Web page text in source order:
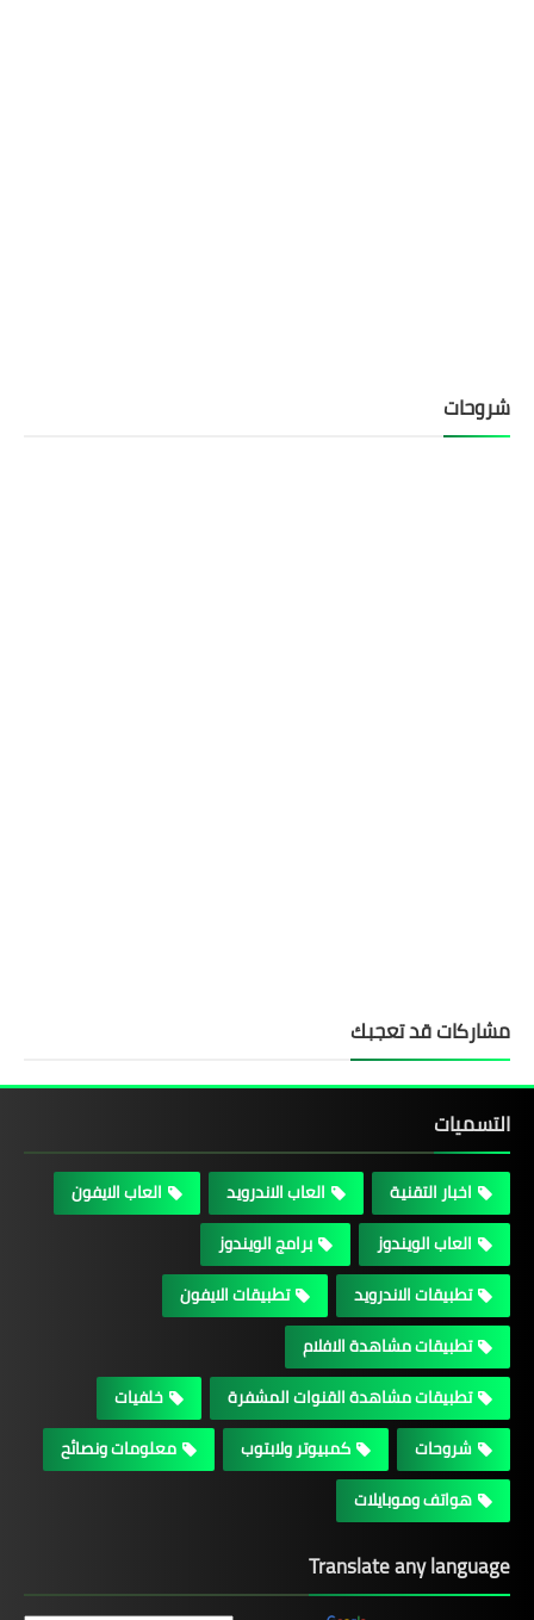
شروحات
مشاركات قد تعجبك
التسميات
اخبار التقنية العاب الاندرويد
العاب الايفون
العاب الويندوز
برامج الويندوز
تطبيقات الاندرويد
تطبيقات الايفون
تطبيقات مشاهدة الافلام
تطبيقات مشاهدة القنوات المشفرة
خلفيات
شروحات
كمبيوتر ولابتوب
معلومات ونصائح
هواتف وموبايلات
Translate any language